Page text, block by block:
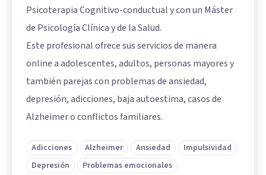
Psicoterapia Cognitivo-conductual y con un Máster
de Psicología Clínica y de la Salud.
Este profesional ofrece sus servicios de manera
online a adolescentes, adultos, personas mayores y
también parejas con problemas de ansiedad,
depresión, adicciones, baja autoestima, casos de
Alzheimer o conflictos familiares.
Adicciones Alzheimer Ansiedad
Impulsividad
Depresión
Problemas emocionales